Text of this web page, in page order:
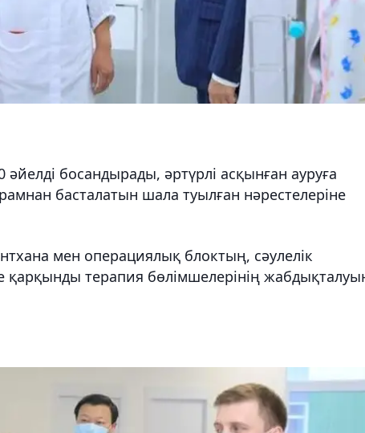
босандырады, әртүрлі асқынған ауруға
басталатын шала туылған нәрестелеріне
мен операциялық блоктың, сәулелік
қарқынды терапия бөлімшелерінің